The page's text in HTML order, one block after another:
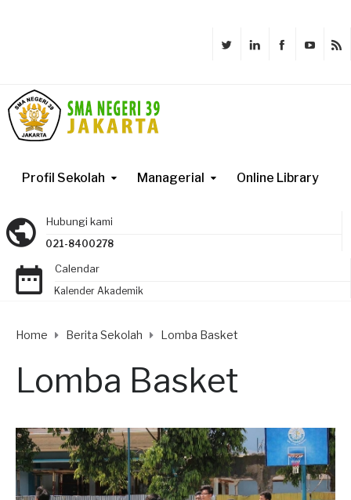
Profil Sekolah Managerial Online Library
Hubungi kami
021-8400278
Calendar
Kalender Akademik
Home Berita Sekolah Lomba Basket
Lomba Basket